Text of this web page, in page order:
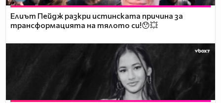
Елиът Пейдж разкри истинската причина за
трансформацията на тялото си!😯💥